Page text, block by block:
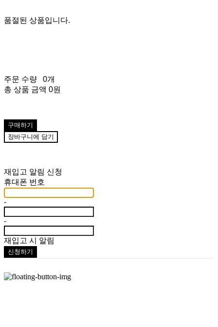
품절된 상품입니다.
주문 수량
0개
총 상품 금액 0원
구매하기
장바구니에 담기
재입고 알림 신청
휴대폰 번호
-
-
재입고 시 알림
신청하기